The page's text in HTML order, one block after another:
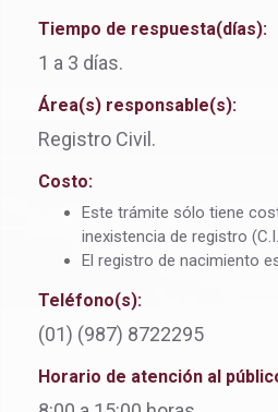
Tiempo de respuesta(días):
1 a 3 días.
Área(s) responsable(s):
Registro Civil.
Costo:
Este trámite sólo tiene
inexistencia de registro
El registro de nacimiento
Teléfono(s):
(01) (987) 8722295
Horario de atención al